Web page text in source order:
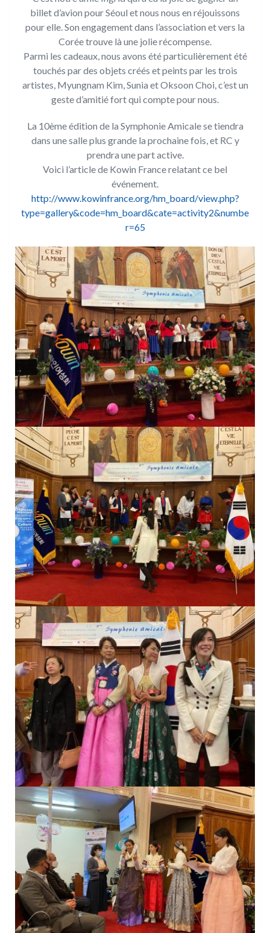
billet d’avion pour Séoul et nous nous en réjouissons
pour elle. Son engagement dans l’association et vers la
Corée trouve là une jolie récompense.
Parmi les cadeaux, nous avons été particulièrement été
touchés par des objets créés et peints par les trois
artistes, Myungnam Kim, Sunia et Oksoon Choi, c’est un
geste d’amitié fort qui compte pour nous.
La 10ème édition de la Symphonie Amicale se tiendra
dans une salle plus grande la prochaine fois, et RC y
prendra une part active.
Voici l’article de Kowin France relatant ce bel
événement.
http://www.kowinfrance.org/hm_board/view.php?
type=gallery&code=hm_board&cate=activity2&numbe
r=65